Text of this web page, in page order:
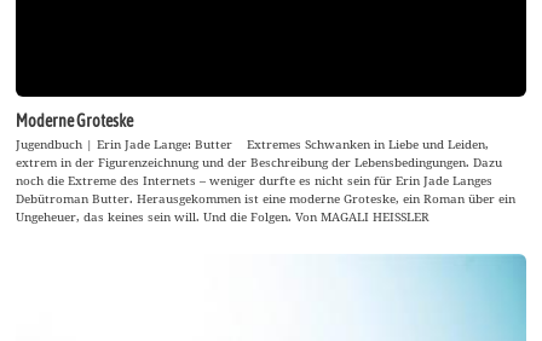
Moderne Groteske
Jugendbuch | Erin Jade Lange: Butter Extremes Schwanken in Liebe und Leiden,
extrem in der Figurenzeichnung und der Beschreibung der Lebensbedingungen. Dazu
noch die Extreme des Internets – weniger durfte es nicht sein für Erin Jade Langes
Debütroman Butter. Herausgekommen ist eine moderne Groteske, ein Roman über ein
Ungeheuer, das keines sein will. Und die Folgen. Von MAGALI HEISSLER